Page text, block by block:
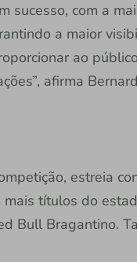
sucesso, com a
a maior
ao
afirma
estreia
mais títulos do
Bull Bragantino.